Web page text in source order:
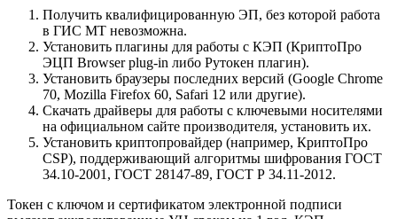
Получить квалифицированную ЭП, без которой работа
в ГИС МТ невозможна.
Установить плагины для работы с КЭП (КриптоПро
ЭЦП Browser plug-in либо Рутокен плагин).
Установить браузеры последних версий (Google Chrome
70, Mozilla Firefox 60, Safari 12 или другие).
Скачать драйверы для работы с ключевыми носителями
на официальном сайте производителя, установить их.
Установить криптопровайдер (например, КриптоПро
CSP), поддерживающий алгоритмы шифрования ГОСТ
34.10-2001, ГОСТ 28147-89, ГОСТ Р 34.11-2012.
Токен с ключом и сертификатом электронной подписи